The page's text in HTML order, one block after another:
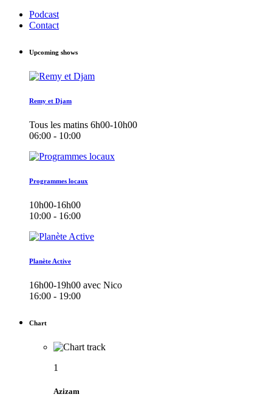
Podcast
Contact
Upcoming shows
Remy et Djam
Tous les matins 6h00-10h00
06:00 - 10:00
Programmes locaux
10h00-16h00
10:00 - 16:00
Planète Active
16h00-19h00 avec Nico
16:00 - 19:00
Chart
1
Azizam